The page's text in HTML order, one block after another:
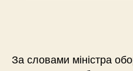
За словами міністра